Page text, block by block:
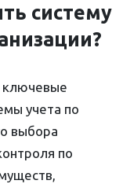
систему
ключевые
учета по
выбора
по